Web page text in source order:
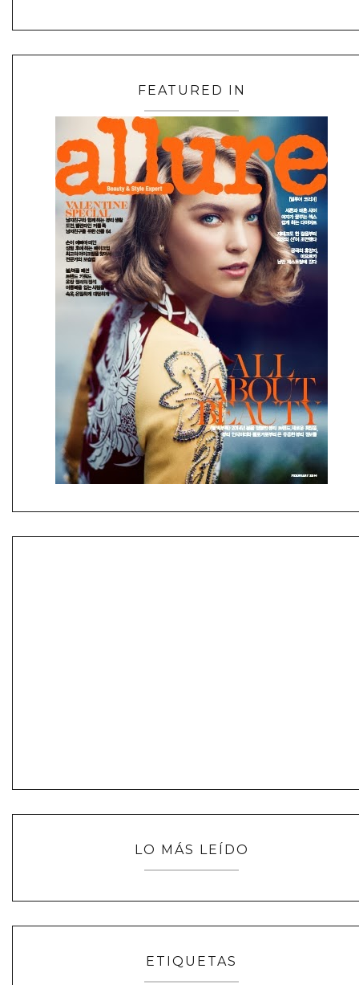
FEATURED IN
LO MÁS LEÍDO
ETIQUETAS